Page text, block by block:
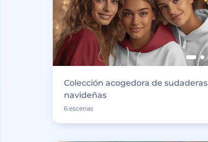
Colección acogedora de sudaderas
navideñas
6 escenas